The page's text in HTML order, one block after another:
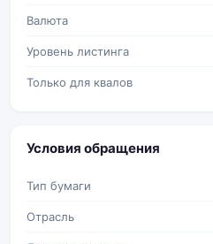
Валюта
Уровень листинга
Только для квалов
Условия обращения
Тип бумаги
Отрасль